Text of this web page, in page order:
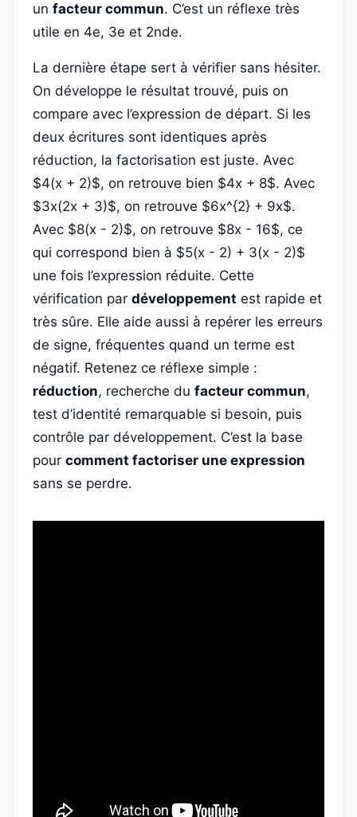
un facteur commun. C’est un réflexe très
utile en 4e, 3e et 2nde.
La dernière étape sert à vérifier sans hésiter.
On développe le résultat trouvé, puis on
compare avec l’expression de départ. Si les
deux écritures sont identiques après
réduction, la factorisation est juste. Avec
$4(x + 2)$, on retrouve bien $4x + 8$. Avec
$3x(2x + 3)$, on retrouve $6x^{2} + 9x$.
Avec $8(x - 2)$, on retrouve $8x - 16$, ce
qui correspond bien à $5(x - 2) + 3(x - 2)$
une fois l’expression réduite. Cette
vérification par développement est rapide et
très sûre. Elle aide aussi à repérer les erreurs
de signe, fréquentes quand un terme est
négatif. Retenez ce réflexe simple :
réduction, recherche du facteur commun,
test d’identité remarquable si besoin, puis
contrôle par développement. C’est la base
pour comment factoriser une expression
sans se perdre.